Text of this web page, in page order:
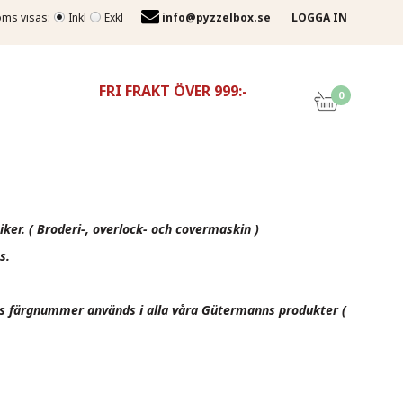
visas: Inkl Exkl info@pyzzelbox.se LOGGA IN
FRI FRAKT ÖVER 999:- 0
( Broderi-, overlock- och covermaskin )
används i alla våra Gütermanns produkter (